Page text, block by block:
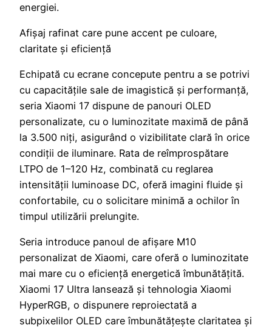
energiei.
Afișaj rafinat care pune accent pe culoare,
claritate și eficiență
Echipată cu ecrane concepute pentru a se potrivi
cu capacitățile sale de imagistică și performanță,
seria Xiaomi 17 dispune de panouri OLED
personalizate, cu o luminozitate maximă de până
la 3.500 niți, asigurând o vizibilitate clară în orice
condiții de iluminare. Rata de reîmprospătare
LTPO de 1–120 Hz, combinată cu reglarea
intensității luminoase DC, oferă imagini fluide și
confortabile, cu o solicitare minimă a ochilor în
timpul utilizării prelungite.
Seria introduce panoul de afișare M10
personalizat de Xiaomi, care oferă o luminozitate
mai mare cu o eficiență energetică îmbunătățită.
Xiaomi 17 Ultra lansează și tehnologia Xiaomi
HyperRGB, o dispunere reproiectată a
subpixelilor OLED care îmbunătățește claritatea și